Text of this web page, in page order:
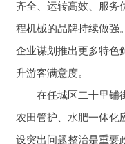
齐全、运转高效、服务
程机械的品牌持续做强
企业谋划推出更多特色
升游客满意度。
在任城区二十里铺
农田管护、水肥一体化
设突出问题整治是重要